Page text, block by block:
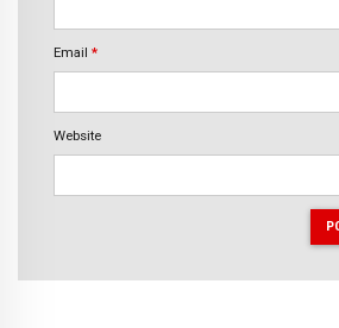
Email *
Website